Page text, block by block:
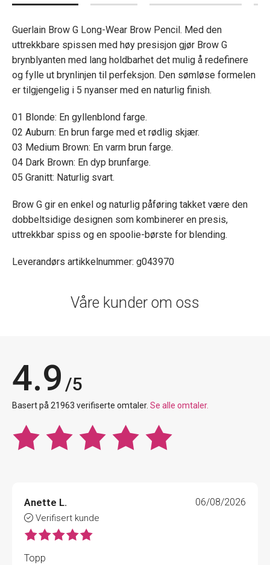
Guerlain Brow G Long-Wear Brow Pencil. Med den
uttrekkbare spissen med høy presisjon gjør Brow G
brynblyanten med lang holdbarhet det mulig å redefinere
og fylle ut brynlinjen til perfeksjon. Den sømløse formelen
er tilgjengelig i 5 nyanser med en naturlig finish.
01 Blonde: En gyllenblond farge.
02 Auburn: En brun farge med et rødlig skjær.
03 Medium Brown: En varm brun farge.
04 Dark Brown: En dyp brunfarge.
05 Granitt: Naturlig svart.
Brow G gir en enkel og naturlig påføring takket være den
dobbeltsidige designen som kombinerer en presis,
uttrekkbar spiss og en spoolie-børste for blending.
Leverandørs artikkelnummer: g043970
Våre kunder om oss
4.9 /5
Basert på 21963 verifiserte omtaler. Se alle omtaler.
Anette L.
Verifisert kunde
06/08/2026
Topp